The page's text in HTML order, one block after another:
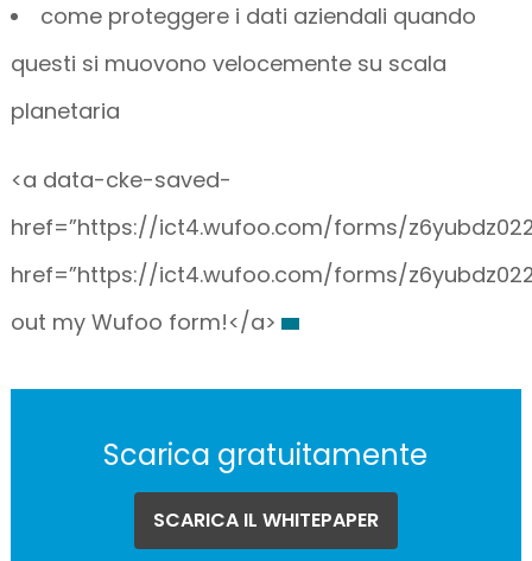
come proteggere i dati aziendali quando
questi si muovono velocemente su scala
planetaria
<a data-cke-saved-
href=”https://ict4.wufoo.com/forms/
href=”https://ict4.wufoo.com/forms/
out my Wufoo form!</a>
Scarica gratuitamente
SCARICA IL WHITEPAPER